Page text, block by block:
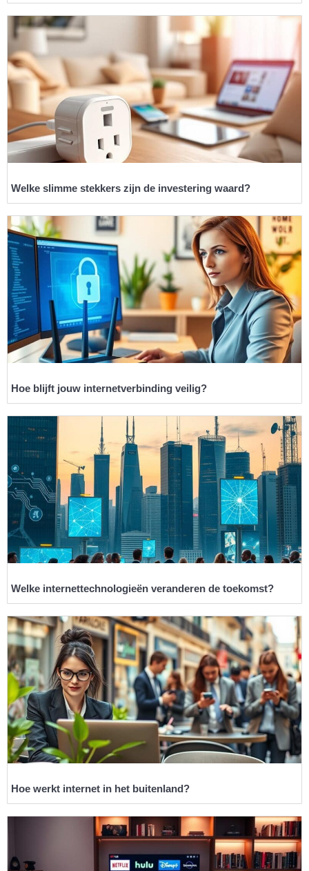
Welke slimme stekkers zijn de investering waard?
Hoe blijft jouw internetverbinding veilig?
Welke internettechnologieën veranderen de toekomst?
Hoe werkt internet in het buitenland?